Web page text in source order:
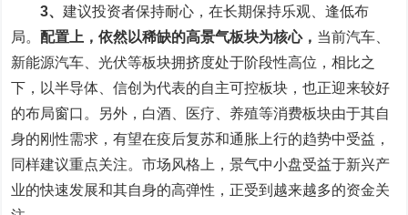
3、建议投资者保持耐心，在长期保持乐观、逢低布
局。配置上，依然以稀缺的高景气板块为核心， 当前汽车、
新能源汽车、光伏等板块拥挤度处于阶段性高位，相比之
下，以半导体、信创为代表的自主可控板块，也正迎来较好
的布局窗口。另外，白酒、医疗、养殖等消费板块由于其自
身的刚性需求，有望在疫后复苏和通胀上行的趋势中受益，
同样建议重点关注。市场风格上，景气中小盘受益于新兴产
业的快速发展和其自身的高弹性，正受到越来越多的资金关